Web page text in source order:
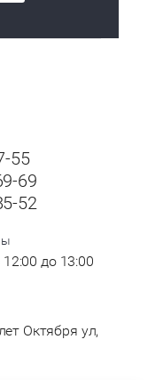
55
69
52
до 13:00
Октября ул,